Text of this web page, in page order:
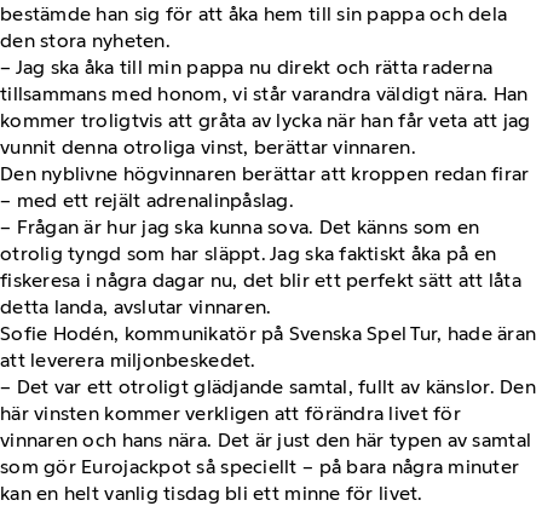
bestämde han sig för att åka hem till sin pappa och dela
den stora nyheten.
– Jag ska åka till min pappa nu direkt och rätta raderna
tillsammans med honom, vi står varandra väldigt nära. Han
kommer troligtvis att gråta av lycka när han får veta att jag
vunnit denna otroliga vinst, berättar vinnaren.
Den nyblivne högvinnaren berättar att kroppen redan firar
– med ett rejält adrenalinpåslag.
– Frågan är hur jag ska kunna sova. Det känns som en
otrolig tyngd som har släppt. Jag ska faktiskt åka på en
fiskeresa i några dagar nu, det blir ett perfekt sätt att låta
detta landa, avslutar vinnaren.
Sofie Hodén, kommunikatör på Svenska Spel Tur, hade äran
att leverera miljonbeskedet.
– Det var ett otroligt glädjande samtal, fullt av känslor. Den
här vinsten kommer verkligen att förändra livet för
vinnaren och hans nära. Det är just den här typen av samtal
som gör Eurojackpot så speciellt – på bara några minuter
kan en helt vanlig tisdag bli ett minne för livet.